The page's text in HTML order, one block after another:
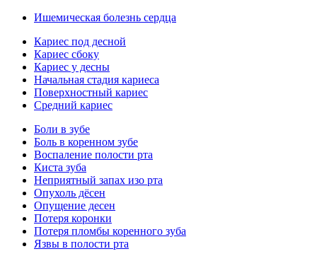
Ишемическая болезнь сердца
Кариес под десной
Кариес сбоку
Кариес у десны
Начальная стадия кариеса
Поверхностный кариес
Средний кариес
Боли в зубе
Боль в коренном зубе
Воспаление полости рта
Киста зуба
Неприятный запах изо рта
Опухоль дёсен
Опущение десен
Потеря коронки
Потеря пломбы коренного зуба
Язвы в полости рта